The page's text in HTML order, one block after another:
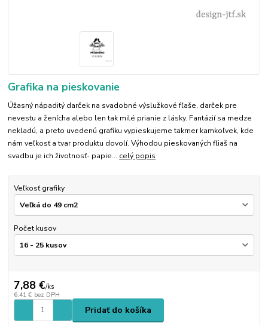
Grafika na pieskovanie
Úžasný nápaditý darček na svadobné výslužkové fľaše, darček pre
nevestu a ženícha alebo len tak milé prianie z lásky. Fantázií sa medze
nekladú, a preto uvedenú grafiku vypieskujeme takmer kamkoľvek, kde
nám veľkosť a tvar produktu dovolí. Výhodou pieskovaných fliaš na
svadbu je ich životnosť- papie... celý popis
Veľkosť grafiky
Počet kusov
7,88 €/ks
6,41 € bez DPH
Pridať do košíka